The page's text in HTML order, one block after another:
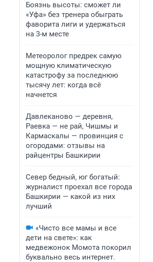
Боязнь высоты: сможет ли
«Уфа» без тренера обыграть
фаворита лиги и удержаться
на 3-м месте
Метеоролог предрек самую
мощную климатическую
катастрофу за последнюю
тысячу лет: когда всё
начнется
Давлеканово — деревня,
Раевка — не рай, Чишмы и
Кармаскалы — провинция с
огородами: отзывы на
райцентры Башкирии
Север бедный, юг богатый:
журналист проехал все города
Башкирии — какой из них
лучший
«Чисто все мамы и все
дети на свете»: как
медвежонок Момота покорил
буквально весь интернет.